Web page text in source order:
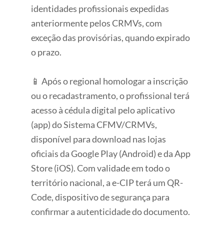
identidades profissionais expedidas
anteriormente pelos CRMVs, com
exceção das provisórias, quando expirado
o prazo.
📱 Após o regional homologar a inscrição
ou o recadastramento, o profissional terá
acesso à cédula digital pelo aplicativo
(app) do Sistema CFMV/CRMVs,
disponível para download nas lojas
oficiais da Google Play (Android) e da App
Store (iOS). Com validade em todo o
território nacional, a e-CIP terá um QR-
Code, dispositivo de segurança para
confirmar a autenticidade do documento.